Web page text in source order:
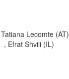
Lecomte
Efrat Shvili (IL)